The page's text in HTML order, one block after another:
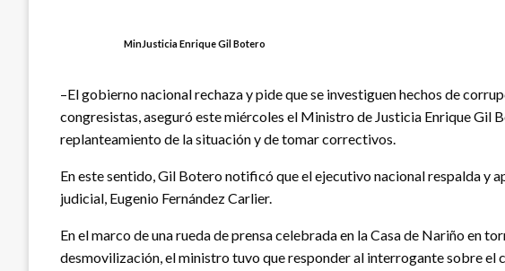
MinJusticia Enrique Gil Botero
–El gobierno nacional rechaza y pide que se investiguen hechos de
congresistas, aseguró este miércoles el Ministro de Justicia Enrique Gil
replanteamiento de la situación y de tomar correctivos.
En este sentido, Gil Botero notificó que el ejecutivo nacional respalda y
judicial, Eugenio Fernández Carlier.
En el marco de una rueda de prensa celebrada en la Casa de Nariño en
desmovilización, el ministro tuvo que responder al interrogante sobre